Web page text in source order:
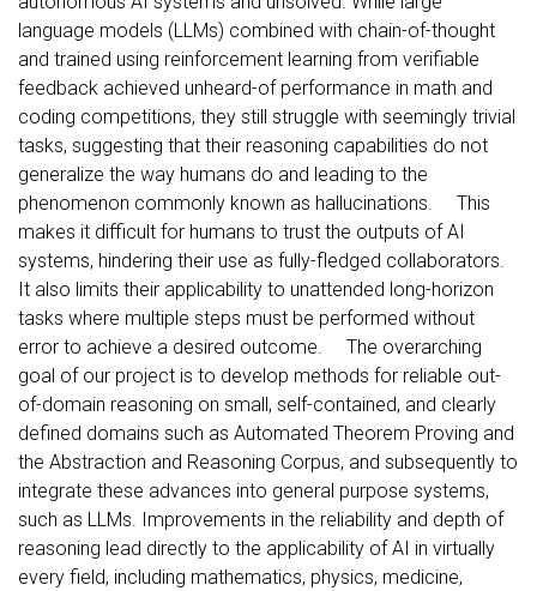
language models (LLMs) combined with chain-of-thought
and trained using reinforcement learning from verifiable
feedback achieved unheard-of performance in math and
coding competitions, they still struggle with seemingly trivial
tasks, suggesting that their reasoning capabilities do not
generalize the way humans do and leading to the
phenomenon commonly known as hallucinations. This
makes it difficult for humans to trust the outputs of AI
systems, hindering their use as fully-fledged collaborators.
It also limits their applicability to unattended long-horizon
tasks where multiple steps must be performed without
error to achieve a desired outcome. The overarching
goal of our project is to develop methods for reliable out-
of-domain reasoning on small, self-contained, and clearly
defined domains such as Automated Theorem Proving and
the Abstraction and Reasoning Corpus, and subsequently to
integrate these advances into general purpose systems,
such as LLMs. Improvements in the reliability and depth of
reasoning lead directly to the applicability of AI in virtually
every field, including mathematics, physics, medicine,